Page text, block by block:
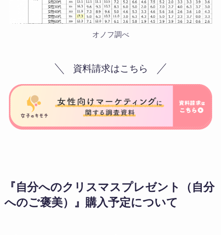
オノフ調べ
資料請求はこちら
『自分へのクリスマスプレゼント（自分
へのご褒美）』購入予定について